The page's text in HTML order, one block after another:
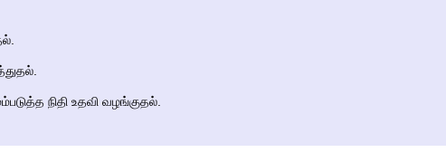
நிதி உதவி வழங்குதல்.